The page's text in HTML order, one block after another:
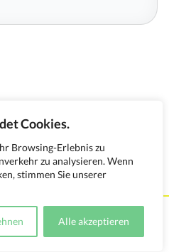
Cookies.
Browsing-Erlebnis zu
zu analysieren. Wenn
stimmen Sie unserer
Alle akzeptieren
Datenschutzerklärung